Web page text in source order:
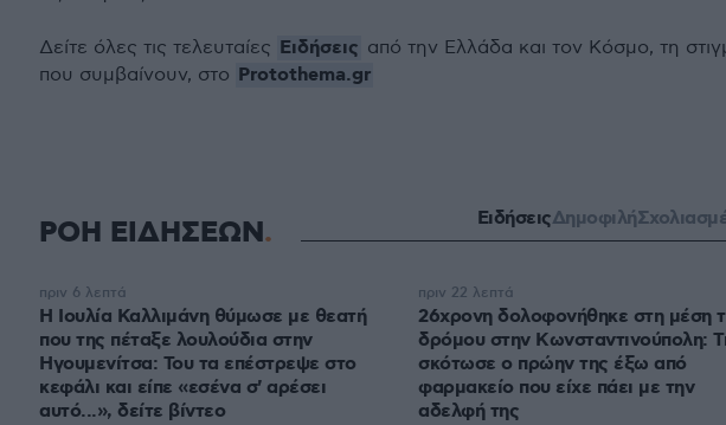
Δείτε όλες τις τελευταίες Ειδήσεις από την Ελλάδα και τον Κόσμο, τη
που συμβαίνουν, στο Protothema.gr
ΡΟΗ ΕΙΔΗΣΕΩΝ ΕιδήσειςΔημοφιλή
Η Ιουλία Καλλιμάνη θύμωσε με θεατή
που της πέταξε λουλούδια στην
Ηγουμενίτσα: Του τα επέστρεψε στο
κεφάλι και είπε «εσένα σ' αρέσει
αυτό...», δείτε βίντεο
πριν 6 λεπτά
26χρονη δολοφονήθηκε στη μέση
δρόμου στην Κωνσταντινούπολη:
σκότωσε ο πρώην της έξω από
φαρμακείο που είχε πάει με την
αδελφή της
πριν 22 λεπτά